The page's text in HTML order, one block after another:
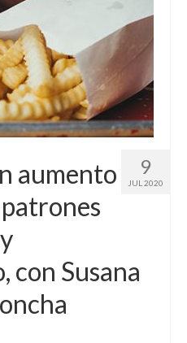
9
JUL 2020
aumento
con Susana